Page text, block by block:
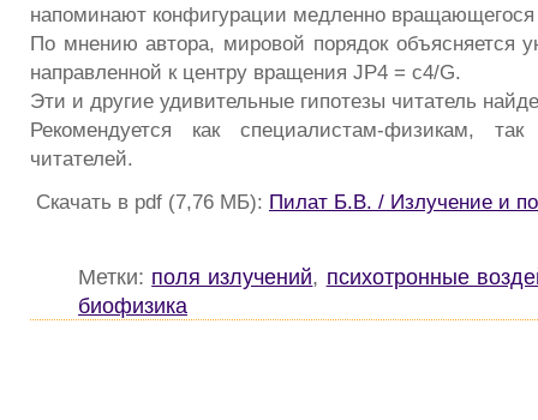
напоминают конфигурации медленно вращающегося
По мнению автора, мировой порядок объясняется
направленной к центру вращения JP4 = c4/G.
Эти и другие удивительные гипотезы читатель
Рекомендуется как специалистам-физикам,
читателей.
Скачать в pdf (7,76 МБ): Пилат Б.В. / Излучение и
Метки: поля излучений, психотронные
биофизика